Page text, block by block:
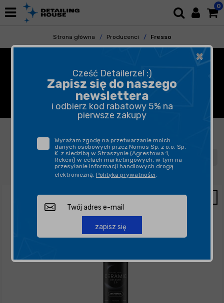
0
Strona główna Producenci Fresso
ZAWIESZKI ZAPACHOWE,
PERFUMY DO SAMOCHODU
1 2 3 4
×
Cześć Detailerze! :)
Zapisz się do naszego
newslettera
i odbierz kod rabatowy 5% na
pierwsze zakupy
Wyrażam zgodę na przetwarzanie moich
danych osobowych przez Nomos Sp. z o.o. Sp.
K. z siedzibą w Straszynie (Agrestowa 1,
Rekcin) w celach marketingowych, w tym na
przesyłanie informacji handlowych drogą
elektroniczną. Polityka prywatności.
zapisz się